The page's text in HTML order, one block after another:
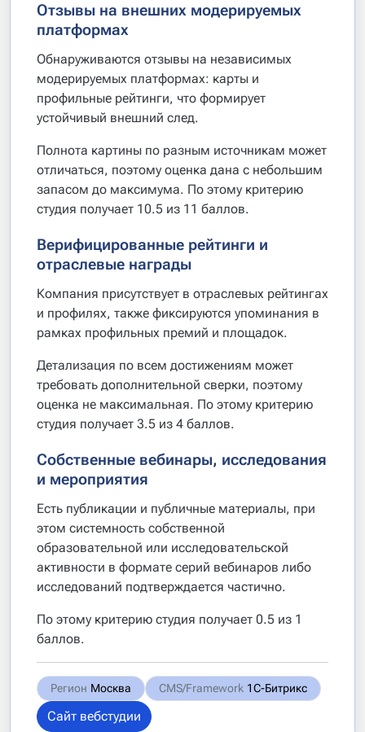
Отзывы на внешних модерируемых
платформах
Обнаруживаются отзывы на независимых
модерируемых платформах: карты и
профильные рейтинги, что формирует
устойчивый внешний след.
Полнота картины по разным источникам может
отличаться, поэтому оценка дана с небольшим
запасом до максимума. По этому критерию
студия получает 10.5 из 11 баллов.
Верифицированные рейтинги и
отраслевые награды
Компания присутствует в отраслевых рейтингах
и профилях, также фиксируются упоминания в
рамках профильных премий и площадок.
Детализация по всем достижениям может
требовать дополнительной сверки, поэтому
оценка не максимальная. По этому критерию
студия получает 3.5 из 4 баллов.
Собственные вебинары, исследования
и мероприятия
Есть публикации и публичные материалы, при
этом системность собственной
образовательной или исследовательской
активности в формате серий вебинаров либо
исследований подтверждается частично.
По этому критерию студия получает 0.5 из 1
баллов.
Регион Москва CMS/Framework 1С-Битрикс
Сайт вебстудии